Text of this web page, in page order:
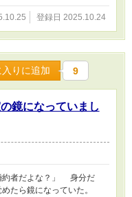
登録日 2025.10.24
入りに追加 9
鏡になっていまし
約者だよな？」 身分だ
たら鏡になっていた。